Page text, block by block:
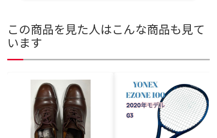
この商品を見た人はこんな商品も見て
います